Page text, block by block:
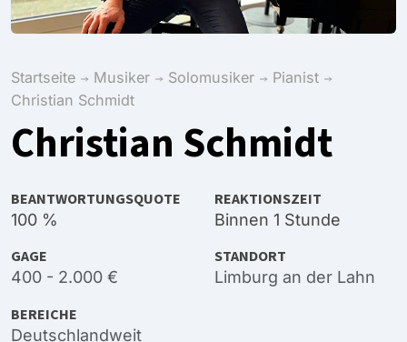
Startseite Musiker Solomusiker
Pianist
Christian Schmidt
Christian Schmidt
BEANTWORTUNGSQUOTE
100 %
REAKTIONSZEIT
Binnen 1 Stunde
GAGE
400 - 2.000 €
STANDORT
Limburg an der Lahn
BEREICHE
Deutschlandweit